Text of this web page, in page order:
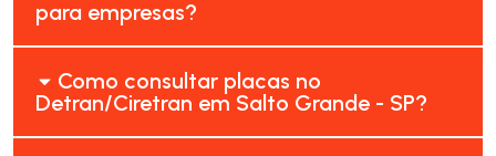
para empresas?
Como consultar placas no
Detran/Ciretran em Salto Grande - SP?